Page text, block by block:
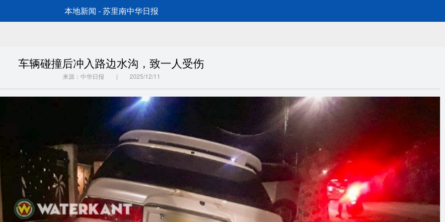
本地新闻 - 苏里南中华日报
车辆碰撞后冲入路边水沟，致一人受伤
来源：中华日报 | 2025/12/11